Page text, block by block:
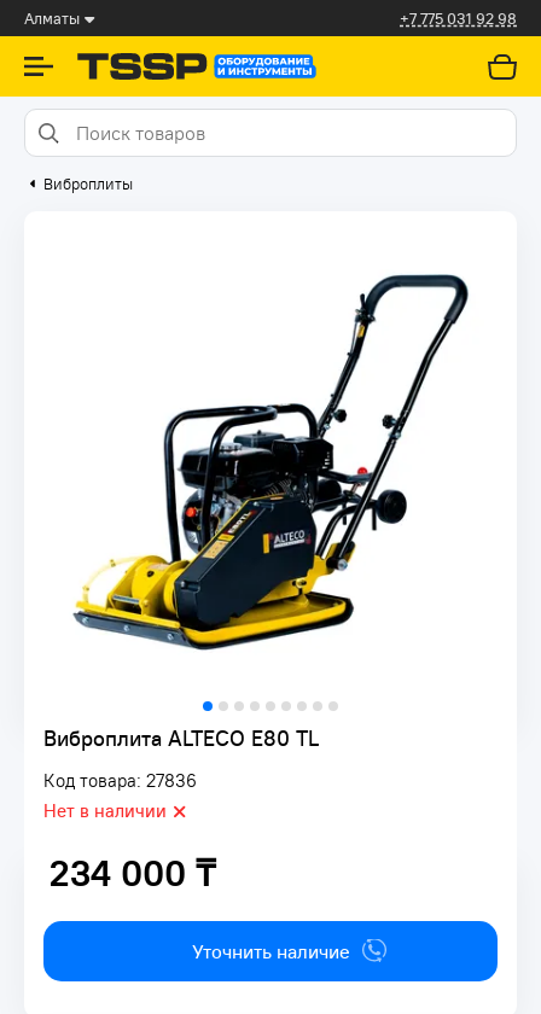
Алматы +7 775 031 92 98
Виброплиты
Виброплита ALTECO E80 TL
Код товара: 27836
Нет в наличии
234 000 ₸
234 000 ₸
Уточнить наличие